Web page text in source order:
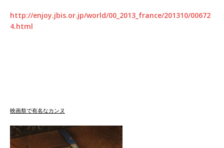
http://enjoy.jbis.or.jp/world/00_2013_france/201310/00672
4.html
映画祭で有名なカンヌ